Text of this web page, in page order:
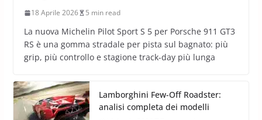
18 Aprile 2026 5 min read
La nuova Michelin Pilot Sport S 5 per Porsche 911 GT3
RS è una gomma stradale per pista sul bagnato: più
grip, più controllo e stagione track-day più lunga
Lamborghini Few-Off Roadster:
analisi completa dei modelli